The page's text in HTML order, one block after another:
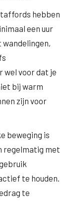
hebben
een uur
wandelingen,
wel voor dat je
bij warm
zijn voor
beweging is
regelmatig met
te houden.
te